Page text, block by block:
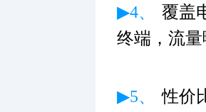
▶4、
覆盖
终端，流
▶5、 性价